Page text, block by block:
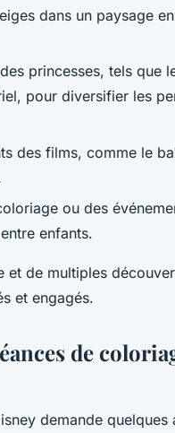
dans un paysage
princesses, tels que
pour diversifier les
des films, comme le
ou des
enfants.
et de multiples
et engagés.
de
demande quelques